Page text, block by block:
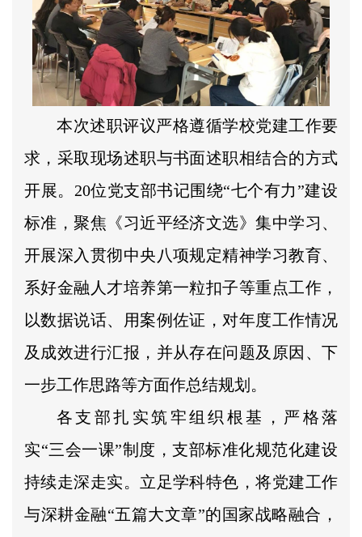
本次述职评议严格遵循学校党建工作要
求，采取现场述职与书面述职相结合的方式
开展。20位党支部书记围绕“七个有力”建设
标准，聚焦《习近平经济文选》集中学习、
开展深入贯彻中央八项规定精神学习教育、
系好金融人才培养第一粒扣子等重点工作，
以数据说话、用案例佐证，对年度工作情况
及成效进行汇报，并从存在问题及原因、下
一步工作思路等方面作总结规划。
各支部扎实筑牢组织根基，严格落
实“三会一课”制度，支部标准化规范化建设
持续走深走实。立足学科特色，将党建工作
与深耕金融“五篇大文章”的国家战略融合，